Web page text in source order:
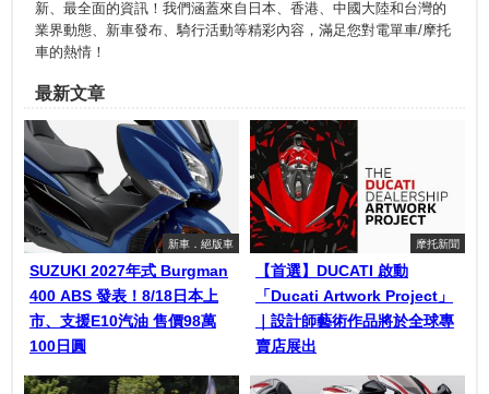
新、最全面的資訊！我們涵蓋來自日本、香港、中國大陸和台灣的
業界動態、新車發布、騎行活動等精彩內容，滿足您對電單車/摩托
車的熱情！
最新文章
新車．絕版車
SUZUKI 2027年式 Burgman
400 ABS 發表！8/18日本上
市、支援E10汽油 售價98萬
100日圓
摩托新聞
【首選】DUCATI 啟動
「Ducati Artwork Project」
｜設計師藝術作品將於全球專
賣店展出